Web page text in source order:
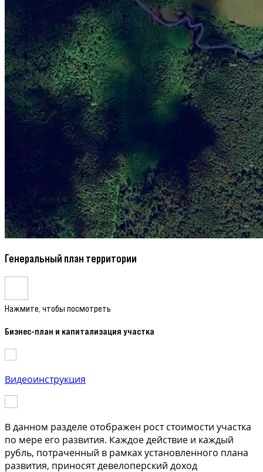
Генеральный план территории
Нажмите, чтобы посмотреть
Бизнес-план и капитализация участка
Видеоинструкция
В данном разделе отображен рост стоимости участка
по мере его развития. Каждое действие и каждый
рубль, потраченный в рамках установленного плана
развития, приносят девелоперский доход